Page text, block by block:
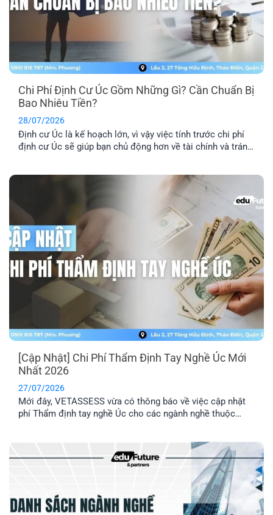
Chi Phí Định Cư Úc Gồm Những Gì? Cần Chuẩn Bị
Bao Nhiêu Tiền?
28/07/2026
Định cư Úc là kế hoạch lớn, vì vậy việc tính trước chi phí
định cư Úc sẽ giúp bạn chủ động hơn về tài chính và tránh
[Cập Nhật] Chi Phí Thẩm Định Tay Nghề Úc Mới
Nhất 2026
27/07/2026
Mới đây, VETASSESS vừa có thông báo về việc cập nhật
phí Thẩm định tay nghề Úc cho các ngành nghề thuộc